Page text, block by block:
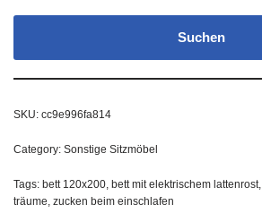
Suchen
SKU: cc9e996fa814
Category: Sonstige Sitzmöbel
Tags: bett 120x200, bett mit elektrischem lattenrost,
träume, zucken beim einschlafen